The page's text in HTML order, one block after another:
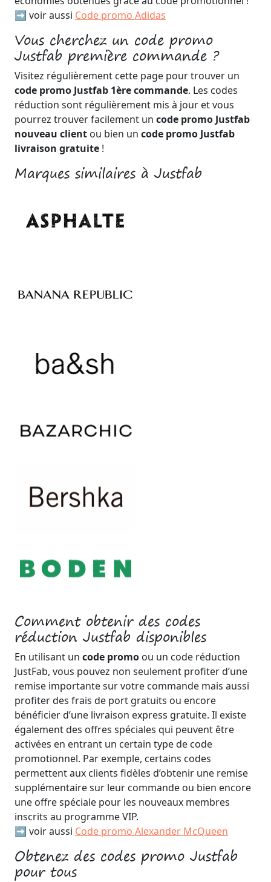
➡️ voir aussi Code promo Adidas
Vous cherchez un code promo
Justfab première commande ?
Visitez régulièrement cette page pour trouver un
code promo Justfab 1ère commande. Les codes
réduction sont régulièrement mis à jour et vous
pourrez trouver facilement un code promo Justfab
nouveau client ou bien un code promo Justfab
livraison gratuite !
Marques similaires à Justfab
Comment obtenir des codes
réduction Justfab disponibles
En utilisant un code promo ou un code réduction
JustFab, vous pouvez non seulement profiter d’une
remise importante sur votre commande mais aussi
profiter des frais de port gratuits ou encore
bénéficier d’une livraison express gratuite. Il existe
également des offres spéciales qui peuvent être
activées en entrant un certain type de code
promotionnel. Par exemple, certains codes
permettent aux clients fidèles d’obtenir une remise
supplémentaire sur leur commande ou bien encore
une offre spéciale pour les nouveaux membres
inscrits au programme VIP.
➡️ voir aussi Code promo Alexander McQueen
Obtenez des codes promo Justfab
pour tous